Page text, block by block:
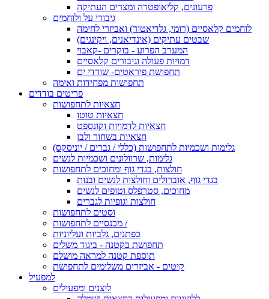
פרעונים, קליאופטרה ומצרים העתיקה
גיבורי על ולוחמים
לוחמים קלאסיים (רומי, גלדיאטור) ואביזרי לחימה
שבטים עתיקים (אינדיאנים, ויקינגים)
המערב הפרוע - בוקרים -קאבוי
דמויות פעולה וגיבורים קלאסיים
תחפושת פיראטים- שודדי ים
תחפושות מפחידות ואימה
פריטים בודדים
חצאיות לתחפושות
חצאיות טוטו
חצאיות לדמויות וקונספט
חצאיות בשחור ולבן
גלימות ושכמיות לתחפושות (כללי / גברים / יוניסקס)
גלימות, שרוולונים ושכמיות לנשים
חולצות, בגדי גוף ומחוכים לתחפושות
בגדי גוף, אוברולים וחולצות לנשים ובנות
מחוכים, סטרפלס וטופים לנשים
חולצות וגופיות לגברים
וסטים לתחפושות
מכנסיים לתחפושות /
כפתנים, גלביות ועליוניות
תחפושת בקטנה - ביגוד משלים
תוספת קטנה למראה מושלם
קיטים - אביזרים משלימים לתחפושת
למפעיל
ליצנים ומפעילים